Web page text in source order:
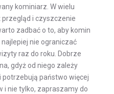
kominiarz. W wielu
i czyszczenie
zadbać o to, aby komin
najlepiej nie ograniczać
raz do roku. Dobrze
gdyż od niego zależy
potrzebują państwo więcej
nie tylko, zapraszamy do